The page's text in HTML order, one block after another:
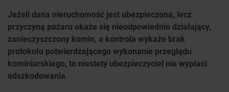
Jeżeli dana nieruchomość jest ubezpieczona, lecz
przyczyną pożaru okaże się nieodpowiednio działający,
zanieczyszczony komin, a kontrola wykaże brak
protokołu potwierdzającego wykonanie przeglądu
kominiarskiego, to niestety ubezpieczyciel nie wypłaci
odszkodowania.